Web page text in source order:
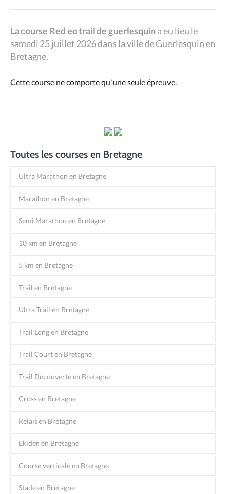
La course Red eo trail de guerlesquina eu lieu le
samedi 25 juillet 2026 dans la ville de Guerlesquin en
Bretagne.
Cette course ne comporte qu'une seule épreuve.
Toutes les courses en Bretagne
Ultra Marathon en Bretagne
Marathon en Bretagne
Semi Marathon en Bretagne
10 km en Bretagne
5 km en Bretagne
Trail en Bretagne
Ultra Trail en Bretagne
Trail Long en Bretagne
Trail Court en Bretagne
Trail Découverte en Bretagne
Cross en Bretagne
Relais en Bretagne
Ekiden en Bretagne
Course verticale en Bretagne
Stade en Bretagne